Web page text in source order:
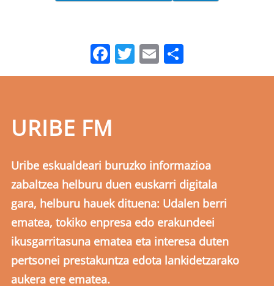
Facebook
Twitter
Email
URIBE FM
Uribe eskualdeari buruzko informazioa
zabaltzea helburu duen euskarri digitala
gara, helburu hauek dituena: Udalen berri
ematea, tokiko enpresa edo erakundeei
ikusgarritasuna ematea eta interesa duten
pertsonei prestakuntza edota lankidetzarako
aukera ere ematea.